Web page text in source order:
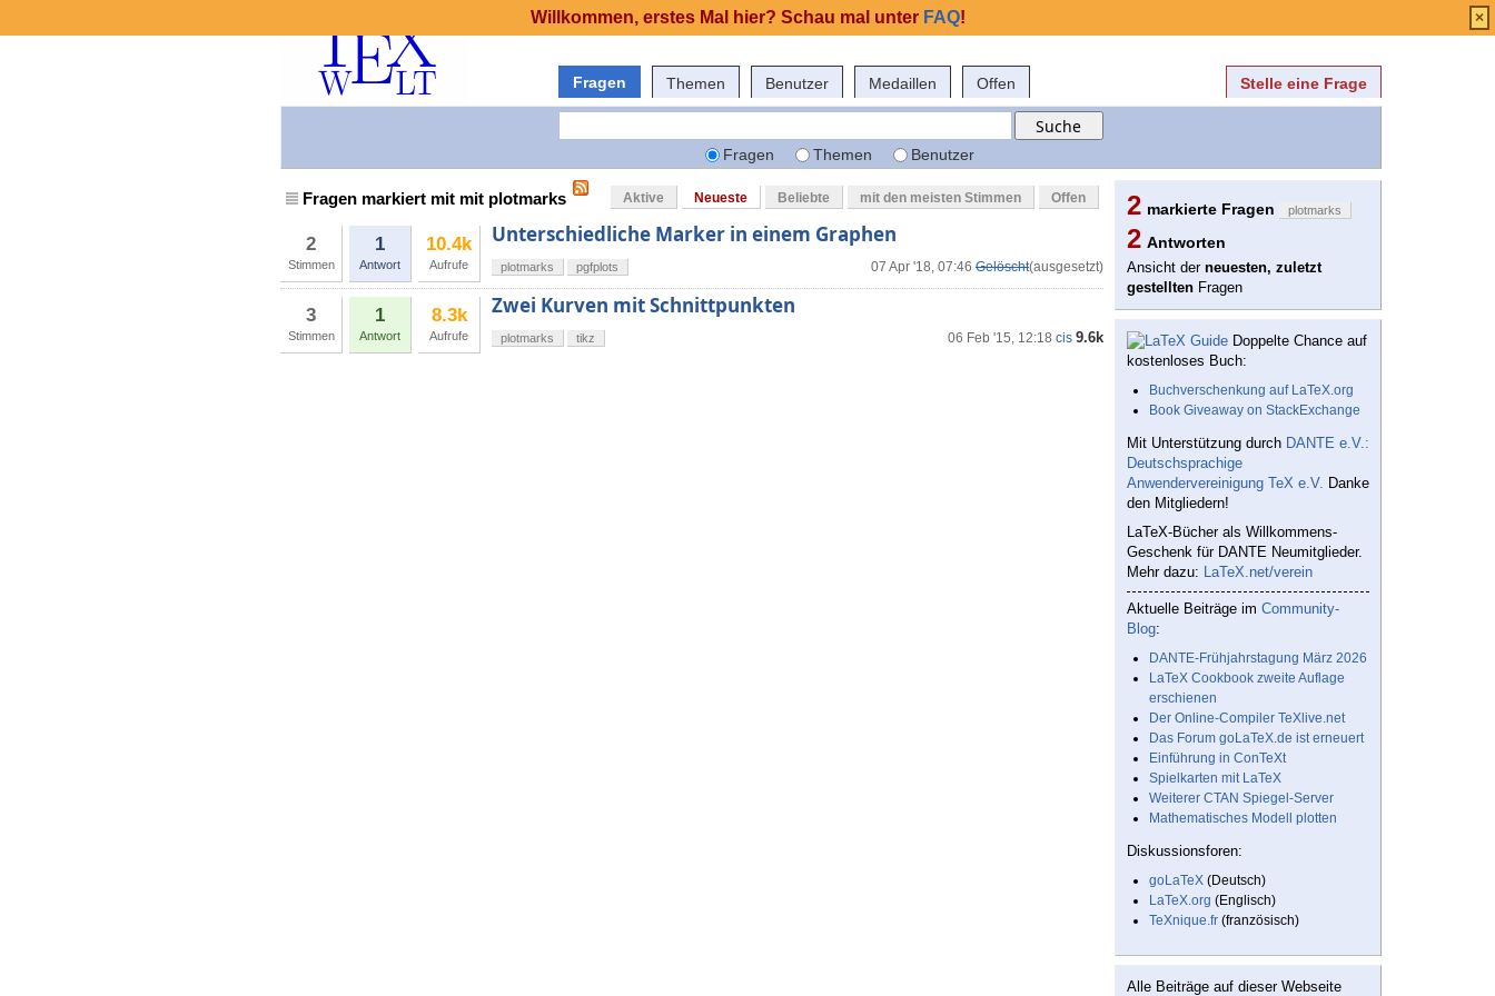
Fragen Themen Benutzer Medaillen Offen Stelle eine Frage
Fragen Themen Benutzer
Fragen markiert mit mit plotmarks Aktive Neueste Beliebte mit den meisten Stimmen Offen
2
Stimmen
1
Antwort
10.4k
Aufrufe
Unterschiedliche Marker in einem Graphen
07 Apr '18, 07:46 Gelöscht(ausgesetzt)
plotmarks pgfplots
3
Stimmen
1
Antwort
8.3k
Aufrufe
Zwei Kurven mit Schnittpunkten
06 Feb '15, 12:18 cis 9.6k
plotmarks tikz
2 markierte Fragen plotmarks
2 Antworten
Ansicht der neuesten, zuletzt
gestellten Fragen
Doppelte Chance auf
kostenloses Buch:
Buchverschenkung auf LaTeX.org
Book Giveaway on StackExchange
Mit Unterstützung durch DANTE e.V.:
Deutschsprachige
Anwendervereinigung TeX e.V. Danke
den Mitgliedern!
LaTeX-Bücher als Willkommens-
Geschenk für DANTE Neumitglieder.
Mehr dazu: LaTeX.net/verein
Aktuelle Beiträge im Community-
Blog:
DANTE-Frühjahrstagung März 2026
LaTeX Cookbook zweite Auflage
erschienen
Der Online-Compiler TeXlive.net
Das Forum goLaTeX.de ist erneuert
Einführung in ConTeXt
Spielkarten mit LaTeX
Weiterer CTAN Spiegel-Server
Mathematisches Modell plotten
Diskussionsforen:
goLaTeX (Deutsch)
LaTeX.org (Englisch)
TeXnique.fr (französisch)
Alle Beiträge auf dieser Webseite
Willkommen, erstes Mal hier? Schau mal unter FAQ! ×